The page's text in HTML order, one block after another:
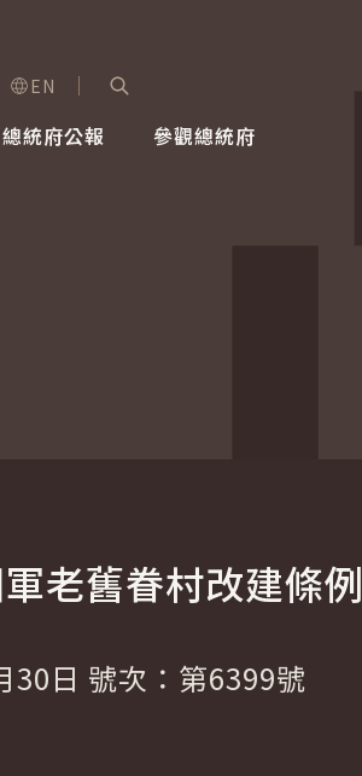
選單
EN
總統府公報 參觀總統府
老舊眷村改建條
30日 號次：第6399號